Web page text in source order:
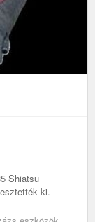
Shiatsu
ki.